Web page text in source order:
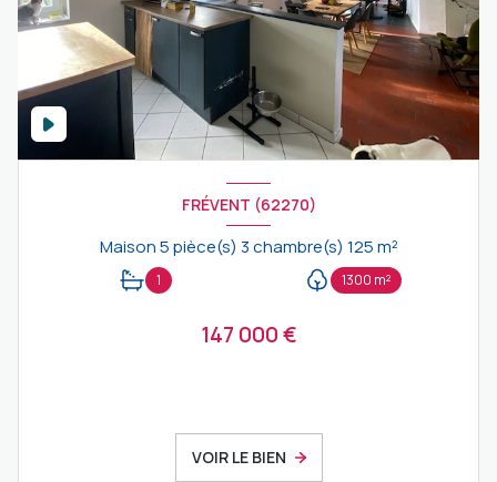
FRÉVENT (62270)
Maison 5 pièce(s) 3 chambre(s) 125 m²
1 1300 m²
147 000 €
VOIR LE BIEN